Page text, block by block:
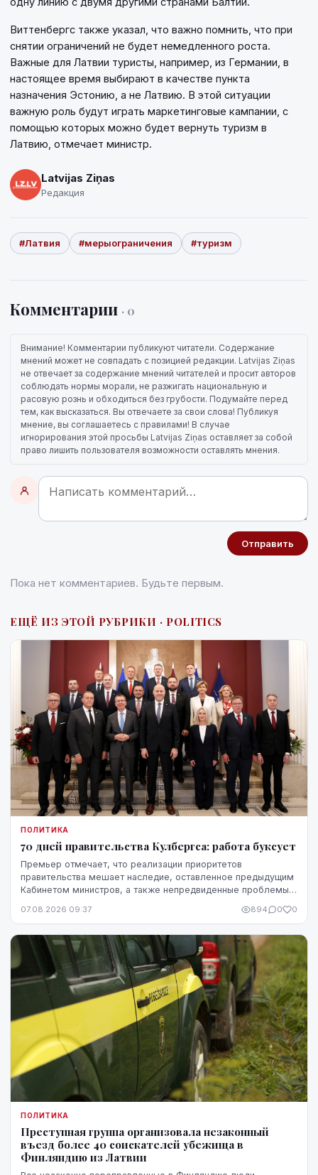
Виттенбергс также указал, что важно помнить, что при
снятии ограничений не будет немедленного роста.
Важные для Латвии туристы, например, из Германии, в
настоящее время выбирают в качестве пункта
назначения Эстонию, а не Латвию. В этой ситуации
важную роль будут играть маркетинговые кампании, с
помощью которых можно будет вернуть туризм в
Латвию, отмечает министр.
Latvijas Ziņas
Редакция
#Латвия #мерыограничения #туризм
Комментарии · 0
Внимание! Комментарии публикуют читатели. Содержание
мнений может не совпадать с позицией редакции. Latvijas Ziņas
не отвечает за содержание мнений читателей и просит авторов
соблюдать нормы морали, не разжигать национальную и
расовую рознь и обходиться без грубости. Подумайте перед
тем, как высказаться. Вы отвечаете за свои слова! Публикуя
мнение, вы соглашаетесь с правилами! В случае
игнорирования этой просьбы Latvijas Ziņas оставляет за собой
право лишить пользователя возможности оставлять мнения.
Отправить
Пока нет комментариев. Будьте первым.
ЕЩЁ ИЗ ЭТОЙ РУБРИКИ · POLITICS
ПОЛИТИКА
70 дней правительства Кулбергса: работа буксует
Премьер отмечает, что реализации приоритетов
правительства мешает наследие, оставленное предыдущим
Кабинетом министров, а также непредвиденные проблемы,
стремительного прогресса.
07.08.2026 09:37 894 0 0
ПОЛИТИКА
Преступная группа организовала незаконный
въезд более 40 соискателей убежища в
Финляндию из Латвии